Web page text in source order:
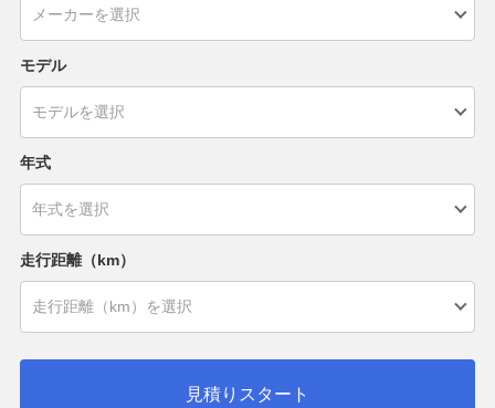
モデル
年式
走行距離（km）
見積りスタート